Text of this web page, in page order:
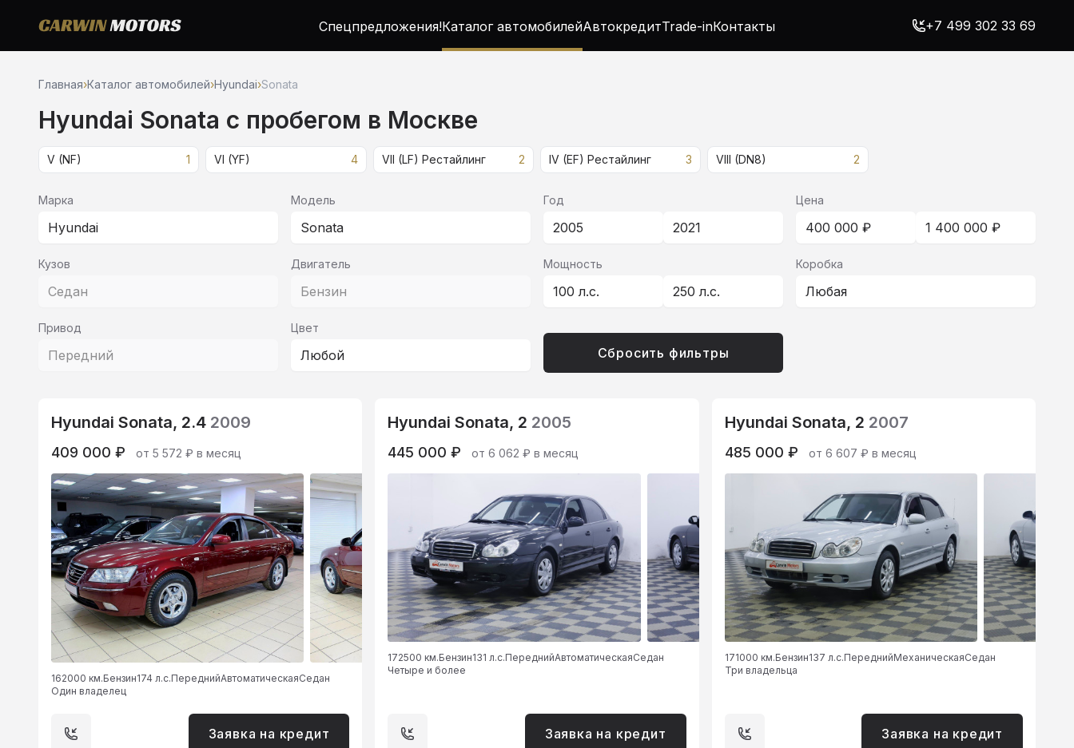
Спецпредложения!Каталог автомобилейАвтокредитTrade-inКонтакты +7 499 302 33 69
Главная›Каталог автомобилей›Hyundai›Sonata
Hyundai Sonata c пробегом в Москве
V (NF) 1 VI (YF) 4 VII (LF) Рестайлинг 2 IV (EF) Рестайлинг 3 VIII (DN8) 2
Марка
Hyundai
Модель
Sonata
Год
2005 2021
Цена
400 000 ₽ 1 400 000 ₽
Кузов
Седан
Двигатель
Бензин
Мощность
100 л.с. 250 л.с.
Коробка
Любая
Привод
Передний
Цвет
Любой Сбросить фильтры
Hyundai Sonata, 2.4 2009
409 000 ₽ от 5 572 ₽ в месяц
162000 км.Бензин174 л.с.ПереднийАвтоматическаяСедан
Один владелец
Заявка на кредит
Hyundai Sonata, 2 2005
445 000 ₽ от 6 062 ₽ в месяц
172500 км.Бензин131 л.с.ПереднийАвтоматическаяСедан
Четыре и более
Заявка на кредит
Hyundai Sonata, 2 2007
485 000 ₽ от 6 607 ₽ в месяц
171000 км.Бензин137 л.с.ПереднийМеханическаяСедан
Три владельца
Заявка на кредит